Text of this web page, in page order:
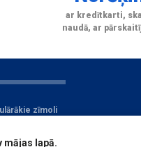
ar kredītkarti,
naudā, ar
zīmoli
mājas lapā.